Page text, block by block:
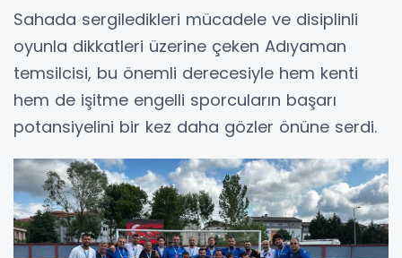
Sahada sergiledikleri mücadele ve disiplinli
oyunla dikkatleri üzerine çeken Adıyaman
temsilcisi, bu önemli derecesiyle hem kenti
hem de işitme engelli sporcuların başarı
potansiyelini bir kez daha gözler önüne serdi.